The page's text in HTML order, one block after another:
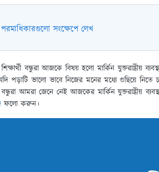
পরমাধিকারগুলো সংক্ষেপে লেখ
বন্ধুরা আজকে বিষয় হলো মার্কিন যুক্তরাষ্ট্রীয়
পড়াটি ভালো ভাবে নিজের মনের মধ্যে গুছিয়ে
আমরা জেনে নেই আজকের মার্কিন যুক্তরাষ্ট্রীয়
ফলো করুন।